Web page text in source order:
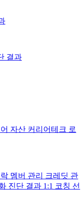
결과
자산 커리어테크 로
멤버 관리
크레딧 관
진단 결과 1:1 코칭 선